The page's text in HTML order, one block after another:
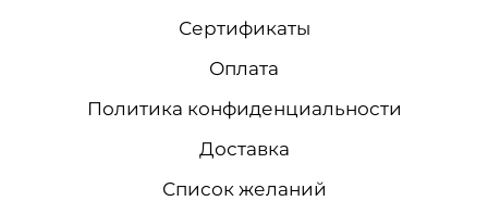
Сертификаты
Оплата
Политика конфиденциальности
Доставка
Список желаний